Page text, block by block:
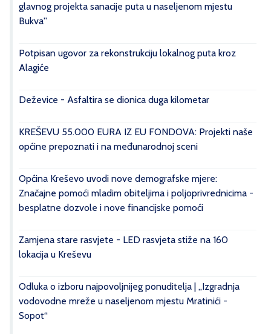
glavnog projekta sanacije puta u naseljenom mjestu
Bukva''
Potpisan ugovor za rekonstrukciju lokalnog puta kroz
Alagiće
Deževice - Asfaltira se dionica duga kilometar
KREŠEVU 55.000 EURA IZ EU FONDOVA: Projekti naše
općine prepoznati i na međunarodnoj sceni
Općina Kreševo uvodi nove demografske mjere:
Značajne pomoći mladim obiteljima i poljoprivrednicima -
besplatne dozvole i nove financijske pomoći
Zamjena stare rasvjete - LED rasvjeta stiže na 160
lokacija u Kreševu
Odluka o izboru najpovoljnijeg ponuditelja | „Izgradnja
vodovodne mreže u naseljenom mjestu Mratinići -
Sopot“